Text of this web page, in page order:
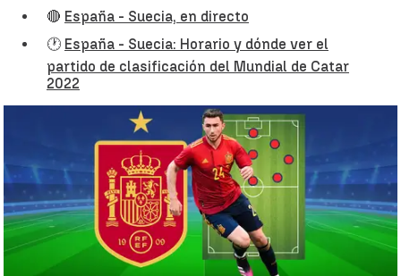
🔴 España - Suecia, en directo
🕐 España - Suecia: Horario y dónde ver el
partido de clasificación del Mundial de Catar
2022